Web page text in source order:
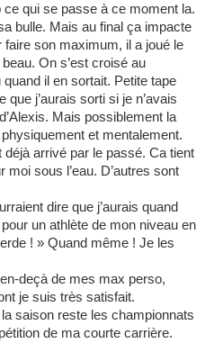
qui se passe à ce moment la.
bulle. Mais au final ça impacte
son maximum, il a joué le
On s’est croisé au
il en sortait. Petite tape
que j’aurais sorti si je n’avais
Mais possiblement la
et mentalement.
déjà arrivé par le passé. Ca tient
sous l’eau. D’autres sont
dire que j’aurais quand
un athlète de mon niveau en
! » Quand même ! Je les
deçà de mes max perso,
je suis très satisfait.
saison reste les championnats
de ma courte carrière.